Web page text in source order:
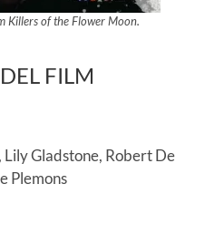
Killers of the Flower Moon.
FILM
Gladstone, Robert De
Plemons